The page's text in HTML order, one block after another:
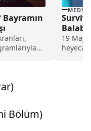
Bayramın
MEDYA
19
Bölüm)